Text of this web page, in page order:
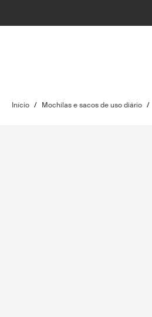
Início / Mochilas e sacos de uso diário /